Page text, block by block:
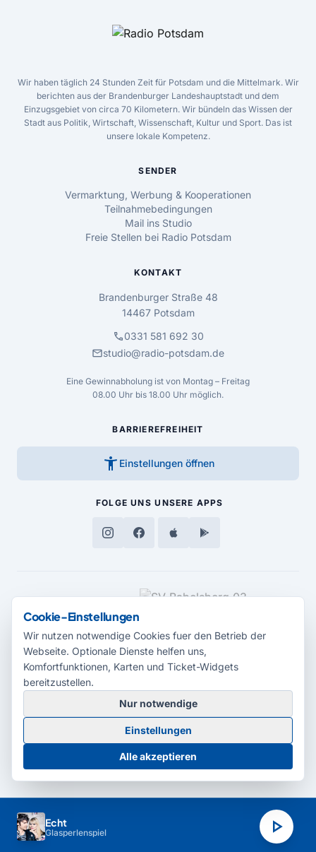
Echt
Glasperlenspiel play_arrow
Wir haben täglich 24 Stunden Zeit für Potsdam und die Mittelmark. Wir
berichten aus der Brandenburger Landeshauptstadt und dem
Einzugsgebiet von circa 70 Kilometern. Wir bündeln das Wissen der
Stadt aus Politik, Wirtschaft, Wissenschaft, Kultur und Sport. Das ist
unsere lokale Kompetenz.
SENDER
Vermarktung, Werbung & Kooperationen
Teilnahmebedingungen
Mail ins Studio
Freie Stellen bei Radio Potsdam
KONTAKT
Brandenburger Straße 48
14467 Potsdam
call0331 581 692 30
mailstudio@radio-potsdam.de
Eine Gewinnabholung ist von Montag – Freitag
08.00 Uhr bis 18.00 Uhr möglich.
BARRIEREFREIHEIT
accessibility_new Einstellungen öffnen
FOLGE UNS UNSERE APPS
MEDIENPARTNER
© 2026 Radio Potsdam. Webseite entwickelt durch dieMedienagentur
Babelsberg
BarrierefreiheitserklärungAGBDatenschutzImpressum
Cookie-Einstellungen
Cookie-Einstellungen
Wir nutzen notwendige Cookies fuer den Betrieb der
Webseite. Optionale Dienste helfen uns,
Komfortfunktionen, Karten und Ticket-Widgets
bereitzustellen.
Nur notwendige
Einstellungen
Alle akzeptieren